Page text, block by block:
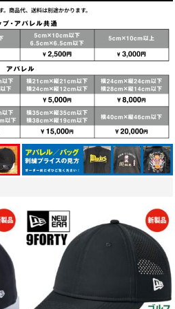
商品代、送料は別途かかります。